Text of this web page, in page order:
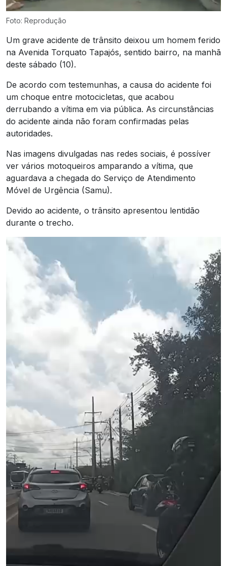
Foto: Reprodução
Um grave acidente de trânsito deixou um homem ferido
na Avenida Torquato Tapajós, sentido bairro, na manhã
deste sábado (10).
De acordo com testemunhas, a causa do acidente foi
um choque entre motocicletas, que acabou
derrubando a vítima em via pública. As circunstâncias
do acidente ainda não foram confirmadas pelas
autoridades.
Nas imagens divulgadas nas redes sociais, é possíver
ver vários motoqueiros amparando a vítima, que
aguardava a chegada do Serviço de Atendimento
Móvel de Urgência (Samu).
Devido ao acidente, o trânsito apresentou lentidão
durante o trecho.